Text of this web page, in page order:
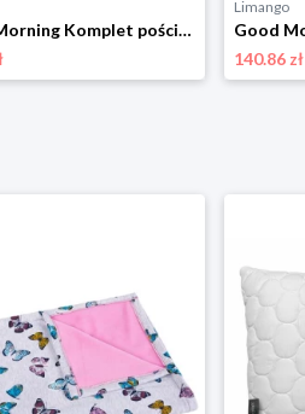
Good Morning Komplet pościeli "Louie" w kolorze biało-jasnoróżowym rozmiar: 100x135 cm
Limango
140.86 zł